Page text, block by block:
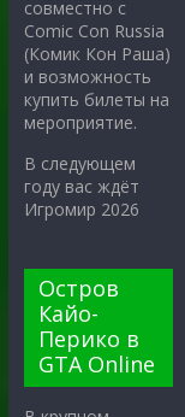
совместно с
Comic Con Russia
(Комик Кон Раша)
и возможность
купить билеты на
мероприятие.
В следующем
году вас ждёт
Игромир 2026
Остров
Кайо-
Перико в
GTA Online